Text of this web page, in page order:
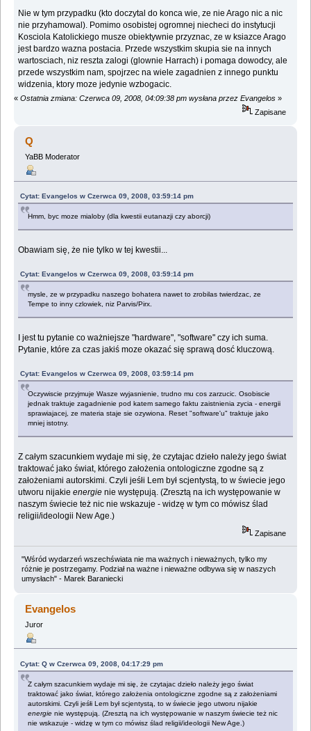
Nie w tym przypadku (kto doczytal do konca wie, ze nie Arago nic a nic
nie przyhamowal). Pomimo osobistej ogromnej niecheci do instytucji
Kosciola Katolickiego musze obiektywnie przyznac, ze w ksiazce Arago
jest bardzo wazna postacia. Przede wszystkim skupia sie na innych
wartosciach, niz reszta zalogi (glownie Harrach) i pomaga dowodcy, ale
przede wszystkim nam, spojrzec na wiele zagadnien z innego punktu
widzenia, ktory moze jedynie wzbogacic.
« Ostatnia zmiana: Czerwca 09, 2008, 04:09:38 pm wysłana przez Evangelos »
Zapisane
Q
YaBB Moderator
Cytat: Evangelos w Czerwca 09, 2008, 03:59:14 pm
Hmm, byc moze mialoby (dla kwestii eutanazji czy aborcji)
Obawiam się, że nie tylko w tej kwestii...
Cytat: Evangelos w Czerwca 09, 2008, 03:59:14 pm
mysle, ze w przypadku naszego bohatera nawet to zrobilas twierdzac, ze
Tempe to inny czlowiek, niz Parvis/Pirx.
I jest tu pytanie co ważniejsze "hardware", "software" czy ich suma.
Pytanie, które za czas jakiś moze okazać się sprawą dosć kluczową.
Cytat: Evangelos w Czerwca 09, 2008, 03:59:14 pm
Oczywiscie przyjmuje Wasze wyjasnienie, trudno mu cos zarzucic. Osobiscie
jednak traktuje zagadnienie pod katem samego faktu zaistnienia zycia - energii
sprawiajacej, ze materia staje sie ozywiona. Reset "software'u" traktuje jako
mniej istotny.
Z całym szacunkiem wydaje mi się, że czytajac dzieło należy jego świat
traktować jako świat, którego założenia ontologiczne zgodne są z
założeniami autorskimi. Czyli jeśłi Lem był scjentystą, to w świecie jego
utworu nijakieenergie nie występują. (Zresztą na ich występowanie w
naszym świecie też nic nie wskazuje - widzę w tym co mówisz ślad
religii/ideologii New Age.)
Zapisane
"Wśród wydarzeń wszechświata nie ma ważnych i nieważnych, tylko my
różnie je postrzegamy. Podział na ważne i nieważne odbywa się w naszych
umysłach" - Marek Baraniecki
Evangelos
Juror
Cytat: Q w Czerwca 09, 2008, 04:17:29 pm
Z całym szacunkiem wydaje mi się, że czytajac dzieło należy jego świat
traktować jako świat, którego założenia ontologiczne zgodne są z założeniami
autorskimi. Czyli jeśłi Lem był scjentystą, to w świecie jego utworu nijakie
energie nie występują. (Zresztą na ich występowanie w naszym świecie też nic
nie wskazuje - widzę w tym co mówisz ślad religii/ideologii New Age.)